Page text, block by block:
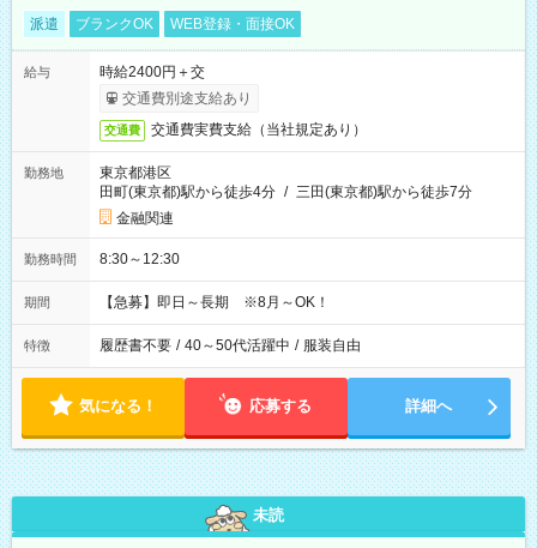
派遣 ブランクOK WEB登録・面接OK
給与
時給2400円＋交
交通費別途支給あり
交通費 交通費実費支給（当社規定あり）
勤務地
東京都港区
田町(東京都)駅から徒歩4分 / 三田(東京都)駅から徒歩7分
金融関連
勤務時間 8:30～12:30
期間 【急募】即日～長期 ※8月～OK！
特徴 履歴書不要 / 40～50代活躍中 / 服装自由
気になる！ 応募する 詳細へ
未読